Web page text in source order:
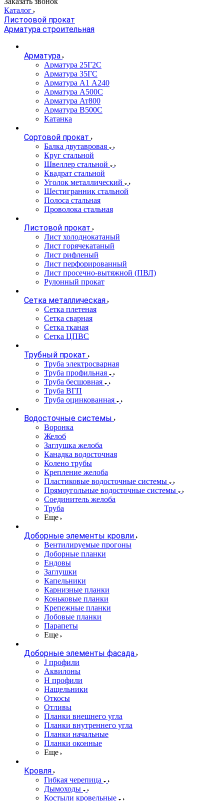
Каталог
Листоовой прокат
Арматура строительная
Арматура
Арматура 25Г2С
Арматура 35ГС
Арматура А1 А240
Арматура А500С
Арматура Ат800
Арматура В500С
Катанка
Сортовой прокат
Балка двутавровая
Круг стальной
Швеллер стальной
Квадрат стальной
Уголок металлический
Шестигранник стальной
Полоса стальная
Проволока стальная
Листовой прокат
Лист холоднокатаный
Лист горячекатаный
Лист рифленый
Лист перфорированный
Лист просечно-вытяжной (ПВЛ)
Рулонный прокат
Сетка металлическая
Сетка плетеная
Сетка сварная
Сетка тканая
Сетка ЦПВС
Трубный прокат
Труба электросварная
Труба профильная
Труба бесшовная
Труба ВГП
Труба оцинкованная
Водосточные системы
Воронка
Желоб
Заглушка желоба
Канадка водосточная
Колено трубы
Крепление желоба
Пластиковые водосточные системы
Прямоугольные водосточные системы
Соединитель желоба
Труба
Еще
Доборные элементы кровли
Вентилируемые прогоны
Доборные планки
Ендовы
Заглушки
Капельники
Карнизные планки
Коньковые планки
Крепежные планки
Лобовые планки
Парапеты
Еще
Доборные элементы фасада
J профили
Аквилоны
Н профили
Нащельники
Откосы
Отливы
Планки внешнего угла
Планки внутреннего угла
Планки начальные
Планки оконные
Еще
Кровля
Гибкая черепица
Дымоходы
Костыли кровельные